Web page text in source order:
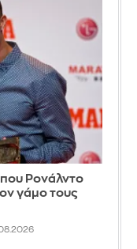
Ρονάλντο
γάμο τους